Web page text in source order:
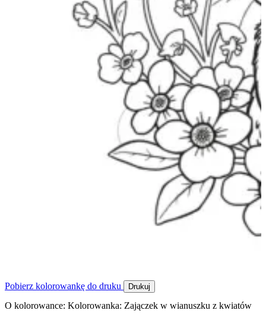
Pobierz kolorowankę do druku Drukuj
O kolorowance: Kolorowanka: Zajączek w wianuszku z kwiatów